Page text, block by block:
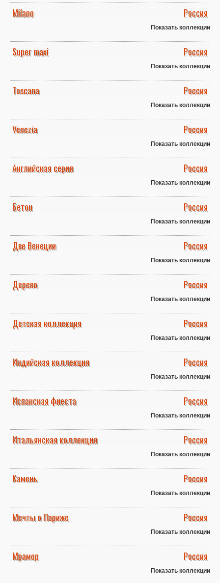
Milano Россия
Показать коллекции
Super maxi Россия
Показать коллекции
Toscana Россия
Показать коллекции
Venezia Россия
Показать коллекции
Английская серия Россия
Показать коллекции
Бетон Россия
Показать коллекции
Две Венеции Россия
Показать коллекции
Дерево Россия
Показать коллекции
Детская коллекция Россия
Показать коллекции
Индийская коллекция Россия
Показать коллекции
Испанская фиеста Россия
Показать коллекции
Итальянская коллекция Россия
Показать коллекции
Камень Россия
Показать коллекции
Мечты о Париже Россия
Показать коллекции
Мрамор Россия
Показать коллекции